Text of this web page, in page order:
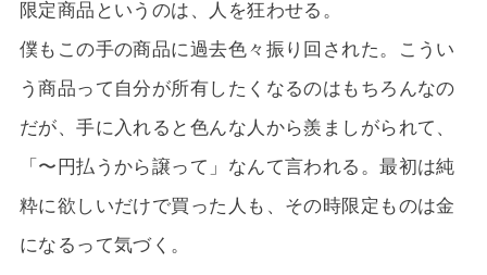
限定商品というのは、人を狂わせる。
僕もこの手の商品に過去色々振り回された。こうい
う商品って自分が所有したくなるのはもちろんなの
だが、手に入れると色んな人から羨ましがられて、
「〜円払うから譲って」なんて言われる。最初は純
粋に欲しいだけで買った人も、その時限定ものは金
になるって気づく。